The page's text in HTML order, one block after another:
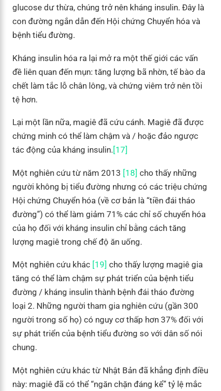
glucose dư thừa, chúng trở nên kháng insulin. Đây là
con đường ngắn dẫn đến Hội chứng Chuyển hóa và
bệnh tiểu đường.
Kháng insulin hóa ra lại mở ra một thế giới các vấn
đề liên quan đến mụn: tăng lượng bã nhờn, tế bào da
chết làm tắc lỗ chân lông, và chứng viêm trở nên tồi
tệ hơn.
Lại một lần nữa, magiê đã cứu cánh. Magiê đã được
chứng minh có thể làm chậm và / hoặc đảo ngược
tác động của kháng insulin. [17]
Một nghiên cứu từ năm 2013 [18] cho thấy những
người không bị tiểu đường nhưng có các triệu chứng
Hội chứng Chuyển hóa (về cơ bản là “tiền đái tháo
đường”) có thể làm giảm 71% các chỉ số chuyển hóa
của họ đối với kháng insulin chỉ bằng cách tăng
lượng magiê trong chế độ ăn uống.
Một nghiên cứu khác [19] cho thấy lượng magiê gia
tăng có thể làm chậm sự phát triển của bệnh tiểu
đường / kháng insulin thành bệnh đái tháo đường
loại 2. Những người tham gia nghiên cứu (gần 300
người trong số họ) có nguy cơ thấp hơn 37% đối với
sự phát triển của bệnh tiểu đường so với dân số nói
chung.
Một nghiên cứu khác từ Nhật Bản đã khẳng định điều
này: magiê đã có thể “ngăn chặn đáng kể” tỷ lệ mắc